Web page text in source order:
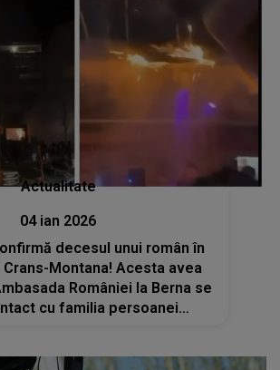
Actualitate
04 ian 2026
decesul unui român în
Montana! Acesta avea
României la Berna se
cu familia persoanei